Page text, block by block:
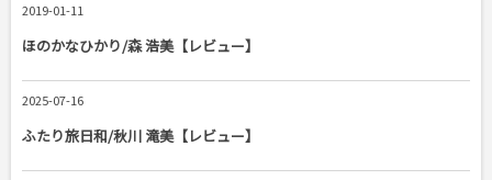
2019-01-11
ほのかなひかり/森 浩美【レビュー】
2025-07-16
ふたり旅日和/秋川 滝美【レビュー】